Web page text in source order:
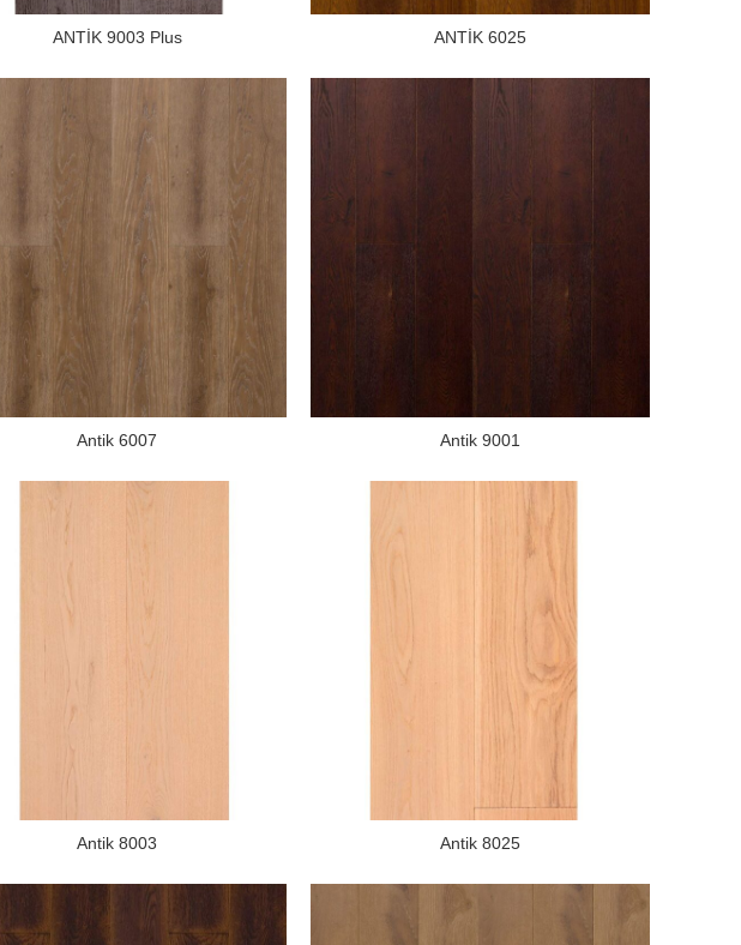
ANTİK 9003 Plus ANTİK 6025
Antik 6007 Antik 9001
Antik 8003 Antik 8025